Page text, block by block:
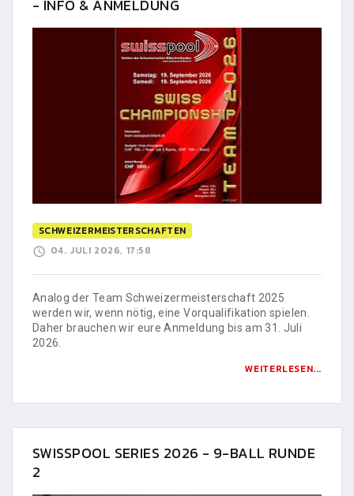
- INFO & ANMELDUNG
SCHWEIZERMEISTERSCHAFTEN
04. JULI 2026, 17:58
Analog der Team Schweizermeisterschaft 2025
werden wir, wenn nötig, eine Vorqualifikation spielen.
Daher brauchen wir eure Anmeldung bis am 31. Juli
2026.
WEITERLESEN...
SWISSPOOL SERIES 2026 - 9-BALL RUNDE
2